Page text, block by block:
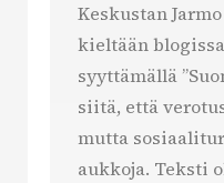
Keskustan
kieltään
syyttämällä
siitä, että
mutta
aukkoja. Teksti